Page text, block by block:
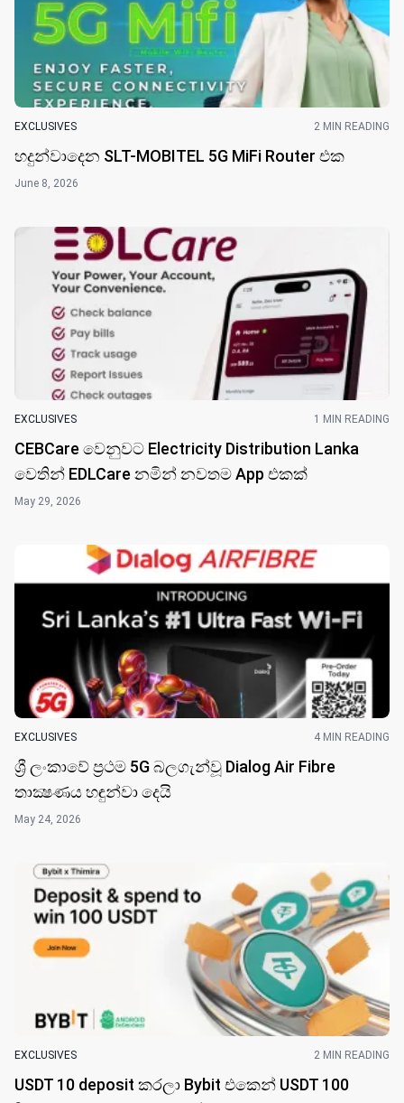
EXCLUSIVES 2 MIN READING
හදුන්වාදෙන SLT-MOBITEL 5G MiFi Router එ​ක
June 8, 2026
EXCLUSIVES 1 MIN READING
CEBCare වෙනුවට Electricity Distribution Lanka
වෙතින් EDLCare නමින් නවතම App එකක්
May 29, 2026
EXCLUSIVES 4 MIN READING
ශ්‍රී ලංකාවේ ප්‍රථම 5G බලගැන්වූ Dialog Air Fibre
තාක්‍ෂණය හඳුන්වා දෙයි
May 24, 2026
EXCLUSIVES 2 MIN READING
USDT 10 deposit කරලා Bybit එකෙන් USDT 100